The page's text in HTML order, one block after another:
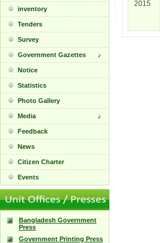
inventory
Tenders
Survey
Government Gazettes
Notice
Statistics
Photo Gallery
Media
Feedback
News
Citizen Charter
Events
Bangladesh Government
Press
Government Printing Press
2015